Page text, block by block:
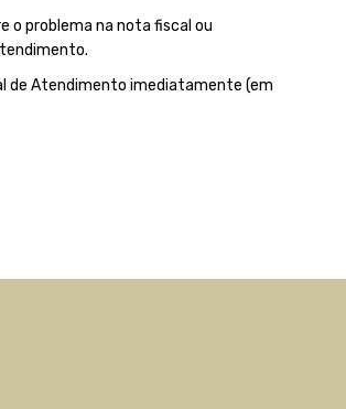
o problema na nota fiscal ou
de Atendimento imediatamente (em